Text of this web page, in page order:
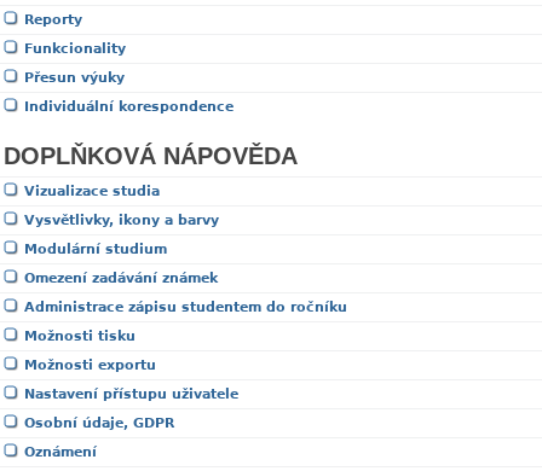
Reporty
Funkcionality
Přesun výuky
Individuální korespondence
DOPLŇKOVÁ NÁPOVĚDA
Vizualizace studia
Vysvětlivky, ikony a barvy
Modulární studium
Omezení zadávání známek
Administrace zápisu studentem do ročníku
Možnosti tisku
Možnosti exportu
Nastavení přístupu uživatele
Osobní údaje, GDPR
Oznámení